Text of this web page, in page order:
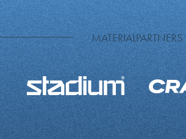
MATERIALPARTNERS